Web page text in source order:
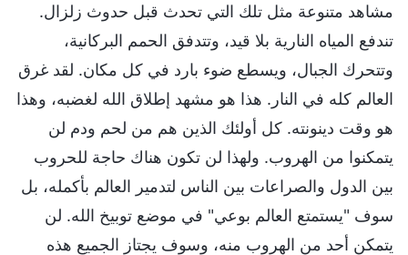
مشاهد متنوعة مثل تلك التي تحدث قبل حدوث زلزال.
تندفع المياه النارية بلا قيد، وتتدفق الحمم البركانية،
وتتحرك الجبال، ويسطع ضوء بارد في كل مكان. لقد غرق
العالم كله في النار. هذا هو مشهد إطلاق الله لغضبه، وهذا
هو وقت دينونته. كل أولئك الذين هم من لحم ودم لن
يتمكنوا من الهروب. ولهذا لن تكون هناك حاجة للحروب
بين الدول والصراعات بين الناس لتدمير العالم بأكمله، بل
سوف "يستمتع العالم بوعي" في موضع توبيخ الله. لن
يتمكن أحد من الهروب منه، وسوف يجتاز الجميع هذه